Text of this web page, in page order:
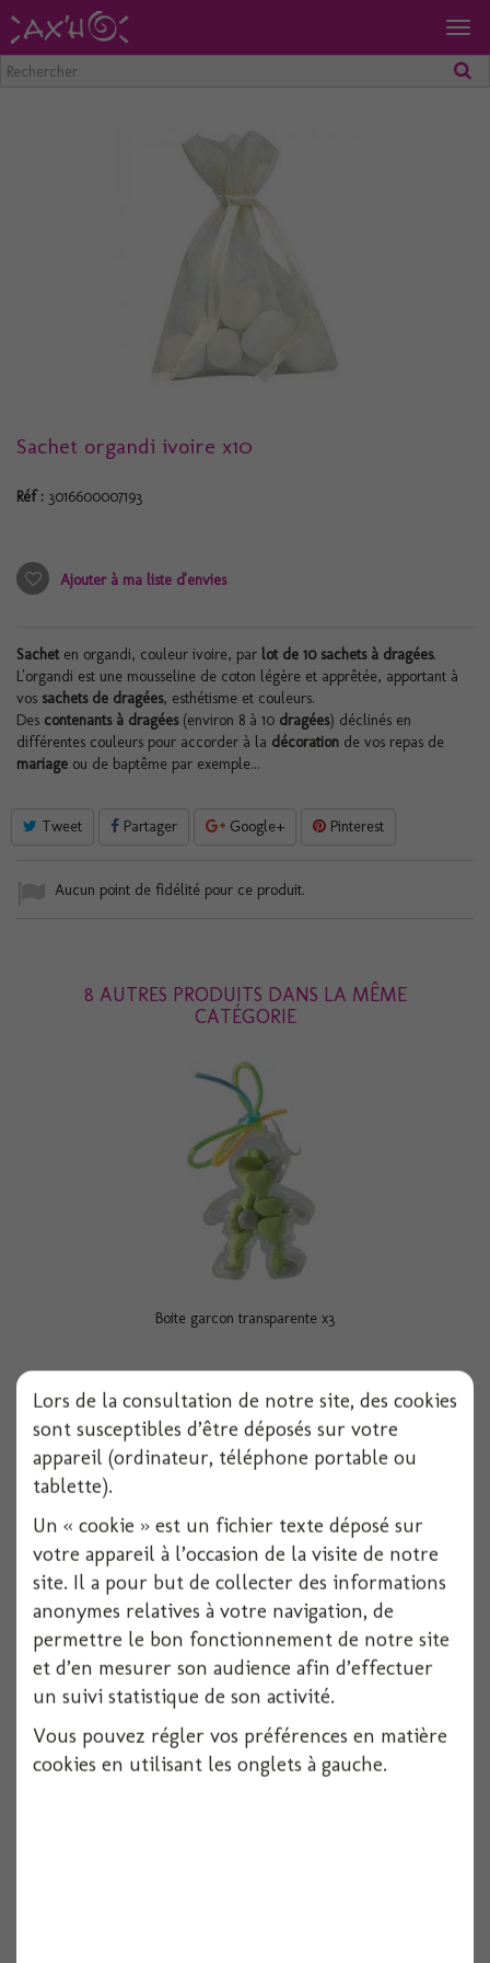
Sachet organdi ivoire x10
Réf : 3016600007193
Ajouter à ma liste d'envies
Sacheten organdi, couleur ivoire, par lot de 10 sachets à dragées.
L'organdi est une mousseline de coton légère et apprêtée, apportant à
vos sachets de dragées, esthétisme et couleurs.
Des contenants à dragées(environ 8 à 10 dragées) déclinés en
différentes couleurs pour accorder à la décoration de vos repas de
mariage ou de baptême par exemple...
Tweet Partager Google+ Pinterest
Aucun point de fidélité pour ce produit.
8 AUTRES PRODUITS DANS LA MÊME
CATÉGORIE
Boite garcon transparente x3
Voir
Boite fille transparente x3
Lors de la consultation de notre site, des cookies
sont susceptibles d’être déposés sur votre
appareil (ordinateur, téléphone portable ou
tablette).
Un « cookie » est un fichier texte déposé sur
votre appareil à l’occasion de la visite de notre
site. Il a pour but de collecter des informations
anonymes relatives à votre navigation, de
permettre le bon fonctionnement de notre site
et d’en mesurer son audience afin d’effectuer
un suivi statistique de son activité.
Vous pouvez régler vos préférences en matière
cookies en utilisant les onglets à gauche.